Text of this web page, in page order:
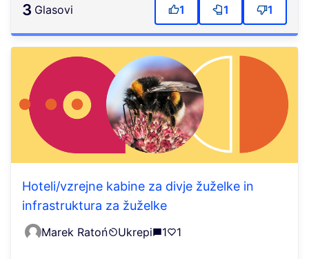
3 Glasovi 1 1 1
Hoteli/vzrejne kabine za divje žuželke in
infrastruktura za žuželke
Marek Ratoń Ukrepi 1 1